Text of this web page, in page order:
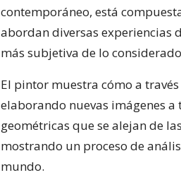
contemporáneo, está
abordan diversas experiencias
más subjetiva de lo
El pintor muestra cómo a
elaborando nuevas imágenes
geométricas que se alejan de
mostrando un proceso de
mundo.